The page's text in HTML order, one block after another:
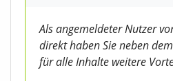
Als angemeldeter Nutzer
direkt haben Sie neben
für alle Inhalte weitere